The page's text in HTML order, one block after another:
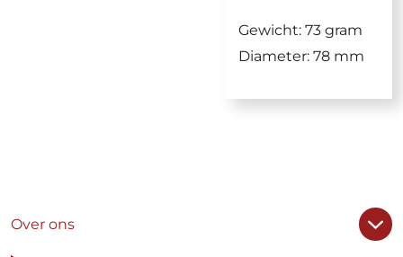
Gewicht: 73 gram
Diameter: 78 mm
Over ons